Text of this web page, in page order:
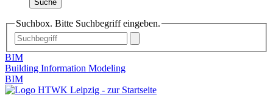
Suche
Suchbox. Bitte Suchbegriff eingeben.
BIM
Building Information Modeling
BIM